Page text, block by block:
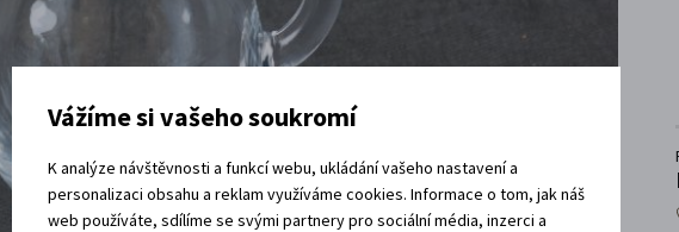
Vážíme si vašeho soukromí
K analýze návštěvnosti a funkcí webu, ukládání vašeho nastavení a
personalizaci obsahu a reklam využíváme cookies. Informace o tom, jak náš
web používáte, sdílíme se svými partnery pro sociální média, inzerci a